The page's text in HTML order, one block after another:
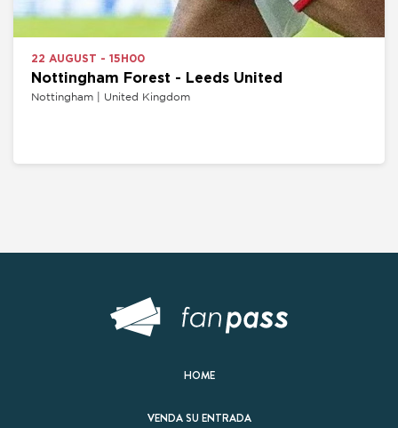
22 AUGUST - 15H00
Nottingham Forest - Leeds United
Nottingham | United Kingdom
HOME
VENDA SU ENTRADA